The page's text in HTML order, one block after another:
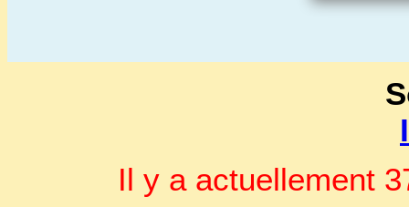
Il y a actuellement